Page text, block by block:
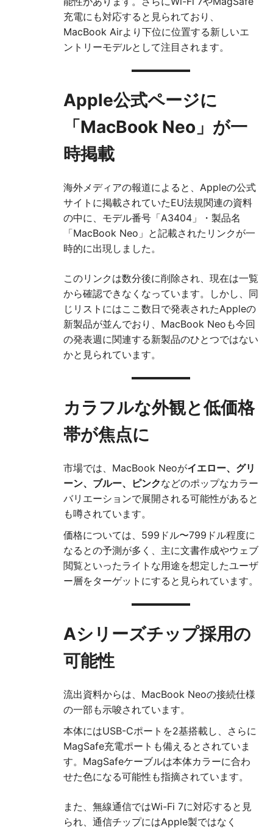
充電にも対応すると見られており、
MacBook Airより下位に位置する新しいエ
ントリーモデルとして注目されます。
Apple公式ページに
「MacBook Neo」が一
時掲載
海外メディアの報道によると、Appleの公式
サイトに掲載されていたEU法規関連の資料
の中に、モデル番号「A3404」・製品名
「MacBook Neo」と記載されたリンクが一
時的に出現しました。
このリンクは数分後に削除され、現在は一覧
から確認できなくなっています。しかし、同
じリストにはここ数日で発表されたAppleの
新製品が並んでおり、MacBook Neoも今回
の発表週に関連する新製品のひとつではない
かと見られています。
カラフルな外観と低価格
帯が焦点に
市場では、MacBook Neoがイエロー、グリ
ーン、ブルー、ピンクなどのポップなカラー
バリエーションで展開される可能性があると
も噂されています。
価格については、599ドル〜799ドル程度に
なるとの予測が多く、主に文書作成やウェブ
閲覧といったライトな用途を想定したユーザ
ー層をターゲットにすると見られています。
Aシリーズチップ採用の
可能性
流出資料からは、MacBook Neoの接続仕様
の一部も示唆されています。
本体にはUSB-Cポートを2基搭載し、さらに
MagSafe充電ポートも備えるとされていま
す。MagSafeケーブルは本体カラーに合わ
せた色になる可能性も指摘されています。
また、無線通信ではWi-Fi 7に対応すると見
られ、通信チップにはApple製ではなく